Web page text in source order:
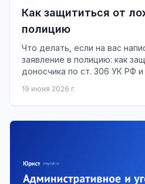
Как защититься от
полицию
Что делать, если на вас
заявление в полицию: как
доносчика по ст. 306 УК РФ
19 июня 2026 г.